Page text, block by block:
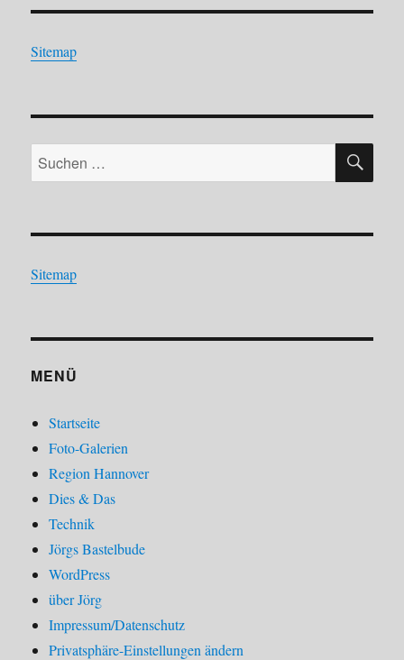
Sitemap
Suchen
nach:
Sitemap
MENÜ
Startseite
Foto-Galerien
Region Hannover
Dies & Das
Technik
Jörgs Bastelbude
WordPress
über Jörg
Impressum/Datenschutz
Privatsphäre-Einstellungen ändern